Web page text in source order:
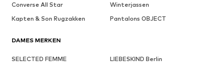
Converse All Star
Winterjassen
Kapten & Son Rugzakken
Pantalons OBJECT
DAMES MERKEN
SELECTED FEMME
LIEBESKIND Berlin